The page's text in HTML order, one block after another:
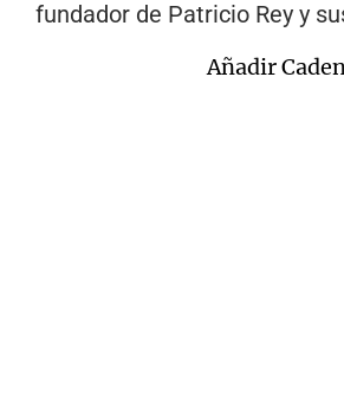
fundador de Patricio Rey y
Añadir